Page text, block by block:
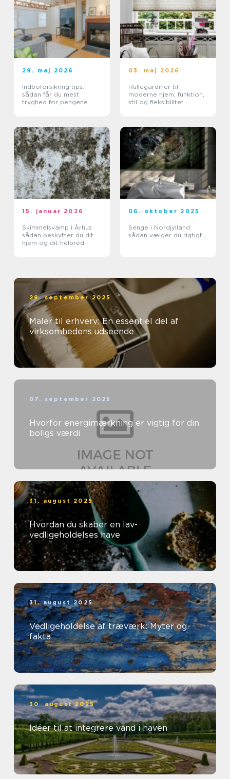
29. maj 2026
Indboforsikring tips:
sådan får du mest
tryghed for pengene
03. maj 2026
Rullegardiner til
moderne hjem: funktion,
stil og fleksibilitet
15. januar 2026
Skimmelsvamp i Århus
sådan beskytter du dit
hjem og dit helbred
06. oktober 2025
Senge i Nordjylland:
sådan vælger du rigtigt
29. september 2025
Maler til erhverv: En essentiel del af
virksomhedens udseende
07. september 2025
Hvorfor energimærkning er vigtig for din
boligs værdi
31. august 2025
Hvordan du skaber en lav-
vedligeholdelses have
31. august 2025
Vedligeholdelse af træværk: Myter og
fakta
30. august 2025
Idéer til at integrere vand i haven